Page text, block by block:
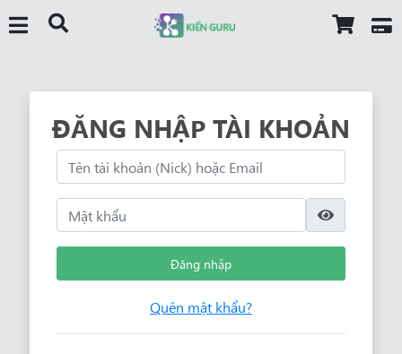
ĐĂNG NHẬP TÀI KHOẢN
Đăng nhập
Quên mật khẩu?